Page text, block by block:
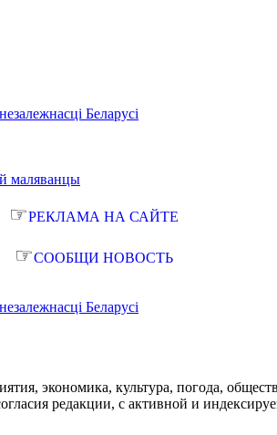
Беларусі
маляванцы
☞РЕКЛАМА НА САЙТЕ
☞СООБЩИ НОВОСТЬ
Беларусі
экономика, культура, погода,
редакции, с активной и